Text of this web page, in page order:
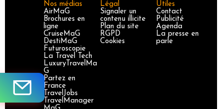
Nos médias
AirMaG
Brochures en
ligne
CruiseMaG
DestiMaG
Futuroscopie
La Travel Tech
LuxuryTravelMa
G
Partez en
France
TravelJobs
TravelManager
Légal
Signaler un
contenu illicite
Plan du site
RGPD
Cookies
Utiles
Contact
Publicité
Agenda
La presse en
parle